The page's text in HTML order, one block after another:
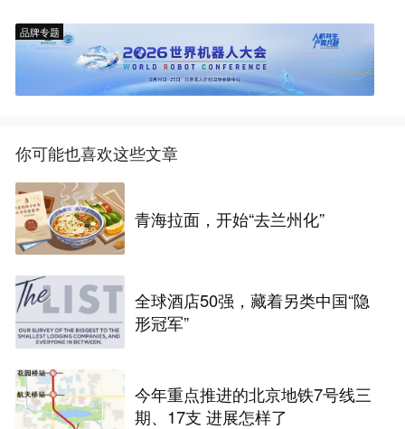
品牌专题
你可能也喜欢这些文章
青海拉面，开始“去兰州化”
全球酒店50强，藏着另类中国“隐
形冠军”
今年重点推进的北京地铁7号线三
期、17支 进展怎样了